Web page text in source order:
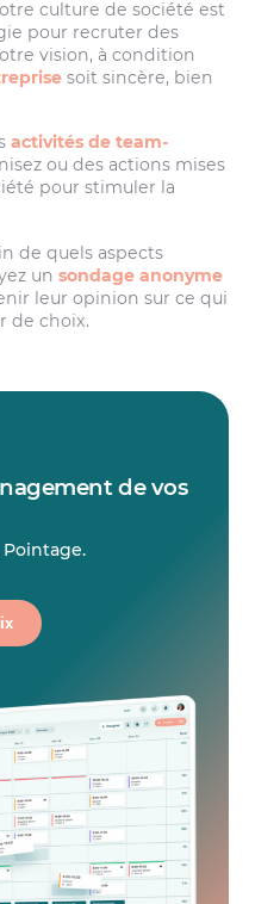
culture de société est
pour recruter des
vision, à condition
soit sincère, bien
activités de team-
ou des actions mises
pour stimuler la
de quels aspects
unsondage anonyme
leur opinion sur ce qui
de choix.
de vos